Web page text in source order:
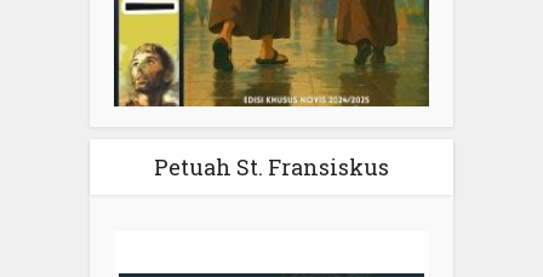
Petuah St. Fransiskus